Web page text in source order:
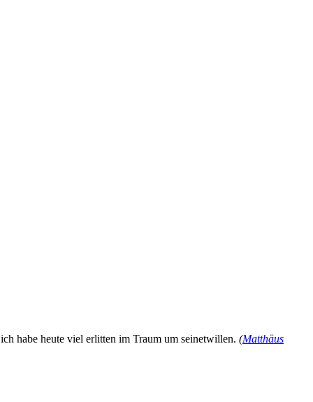
habe heute viel erlitten im Traum um seinetwillen. (Matthäus